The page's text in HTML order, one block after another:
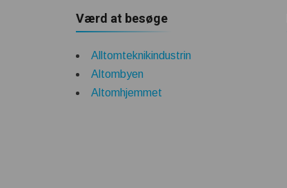
Værd at besøge
Alltomteknikindustrin
Altombyen
Altomhjemmet